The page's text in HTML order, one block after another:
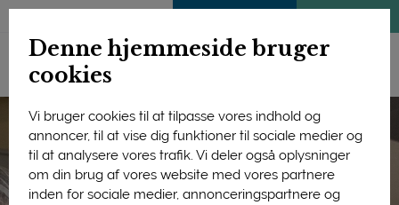
Denne hjemmeside bruger
cookies
Vi bruger cookies til at tilpasse vores indhold og
annoncer, til at vise dig funktioner til sociale medier og
til at analysere vores trafik. Vi deler også oplysninger
om din brug af vores website med vores partnere
inden for sociale medier, annonceringspartnere og